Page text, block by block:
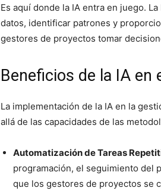
Es aquí donde la IA entra en juego.
datos, identificar patrones y
gestores de proyectos tomar
Beneficios de la IA en
La implementación de la IA en la
allá de las capacidades de las
Automatización de Tareas
programación, el seguimiento del
que los gestores de proyectos se